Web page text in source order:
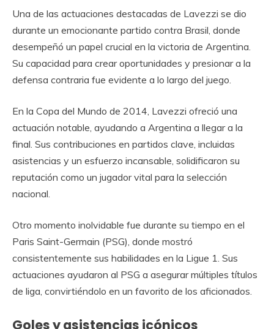
Una de las actuaciones destacadas de Lavezzi se dio
durante un emocionante partido contra Brasil, donde
desempeñó un papel crucial en la victoria de Argentina.
Su capacidad para crear oportunidades y presionar a la
defensa contraria fue evidente a lo largo del juego.
En la Copa del Mundo de 2014, Lavezzi ofreció una
actuación notable, ayudando a Argentina a llegar a la
final. Sus contribuciones en partidos clave, incluidas
asistencias y un esfuerzo incansable, solidificaron su
reputación como un jugador vital para la selección
nacional.
Otro momento inolvidable fue durante su tiempo en el
Paris Saint-Germain (PSG), donde mostró
consistentemente sus habilidades en la Ligue 1. Sus
actuaciones ayudaron al PSG a asegurar múltiples títulos
de liga, convirtiéndolo en un favorito de los aficionados.
Goles y asistencias icónicos